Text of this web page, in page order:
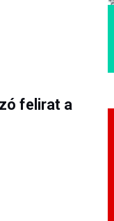
felirat a